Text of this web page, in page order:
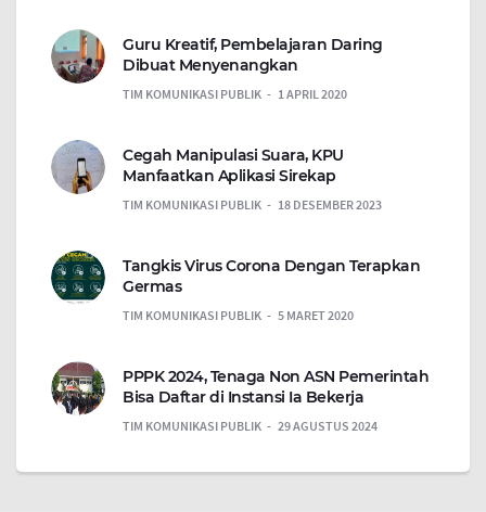
Guru Kreatif, Pembelajaran Daring
Dibuat Menyenangkan
TIM KOMUNIKASI PUBLIK 1 APRIL 2020
Cegah Manipulasi Suara, KPU
Manfaatkan Aplikasi Sirekap
TIM KOMUNIKASI PUBLIK 18 DESEMBER 2023
Tangkis Virus Corona Dengan Terapkan
Germas
TIM KOMUNIKASI PUBLIK 5 MARET 2020
PPPK 2024, Tenaga Non ASN Pemerintah
Bisa Daftar di Instansi Ia Bekerja
TIM KOMUNIKASI PUBLIK 29 AGUSTUS 2024